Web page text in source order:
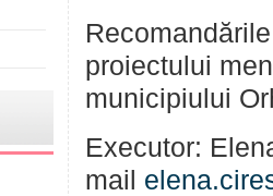
proiectului
municipiului
Executor:
mail